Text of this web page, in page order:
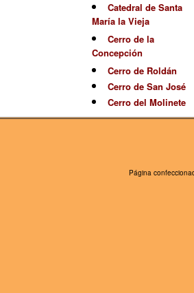
Catedral de Santa
María la Vieja
Cerro de la
Concepción
Cerro de Roldán
Cerro de San José
Cerro del Molinete
Página